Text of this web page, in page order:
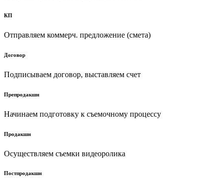
КП
Отправляем коммерч. предложение (смета)
Договор
Подписываем договор, выставляем счет
Препродакшн
Начинаем подготовку к съемочному процессу
Продакшн
Осуществляем съемки видеоролика
Постпродакшн